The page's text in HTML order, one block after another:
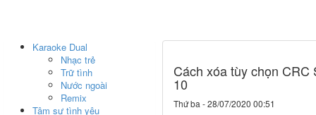
Cách xóa tùy chọn
10
Thứ ba - 28/07/2020 00:51
Karaoke Dual
Nhạc trẻ
Trữ tình
Nước ngoài
Remix
Tâm sự tình yêu